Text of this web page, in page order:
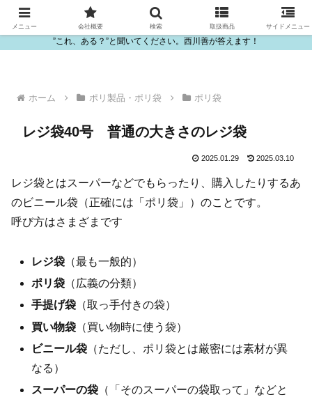
ビニール・プラスチック製品の卸販売は西川善
”これ、ある？”と聞いてください。西川善が答えます！
ホーム ポリ製品・ポリ袋 ポリ袋
レジ袋40号 普通の大きさのレジ袋
2025.01.29 2025.03.10
レジ袋とはスーパーなどでもらったり、購入したりするあ
のビニール袋（正確には「ポリ袋」）のことです。
呼び方はさまざまです
レジ袋 （最も一般的）
ポリ袋 （広義の分類）
手提げ袋 （取っ手付きの袋）
買い物袋 （買い物時に使う袋）
ビニール袋 （ただし、ポリ袋とは厳密には素材が異
なる）
スーパーの袋 （「そのスーパーの袋取って」などと
メニュー 会社概要 検索 取扱商品 サイドメニュー